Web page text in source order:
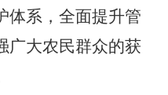
体系，全面提升管
广大农民群众的获